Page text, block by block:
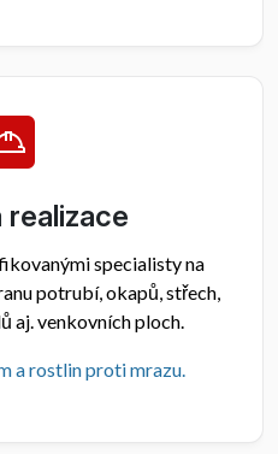
realizace
specialisty na
potrubí, okapů, střech,
aj. venkovních ploch.
a rostlin proti mrazu.